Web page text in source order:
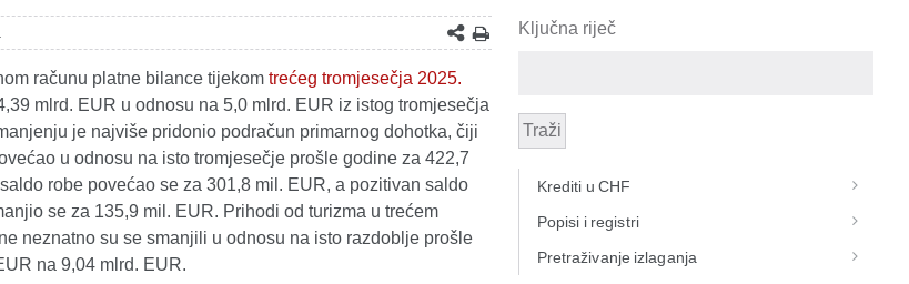
računu platne bilance tijekom trećeg tromjesečja 2025.
mlrd. EUR u odnosu na 5,0 mlrd. EUR iz istog tromjesečja
je najviše pridonio podračun primarnog dohotka, čiji
u odnosu na isto tromjesečje prošle godine za 422,7
robe povećao se za 301,8 mil. EUR, a pozitivan saldo
se za 135,9 mil. EUR. Prihodi od turizma u trećem
neznatno su se smanjili u odnosu na isto razdoblje prošle
na 9,04 mlrd. EUR.
Ključna riječ
Traži
Krediti u CHF
Popisi i registri
Pretraživanje izlaganja